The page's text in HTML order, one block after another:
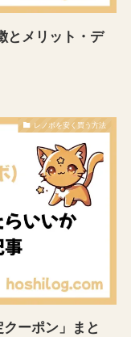
とメリット・デ
レノボを安く買う方法
クーポン」まと